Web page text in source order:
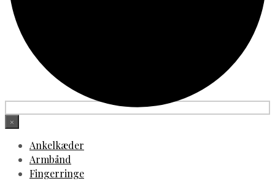
×
Ankelkæder
Armbånd
Fingerringe